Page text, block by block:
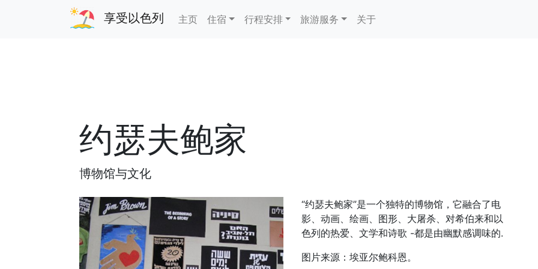
享受以色列 主页 住宿 行程安排 旅游服务 关于
约瑟夫鲍家
博物馆与文化
“约瑟夫鲍家”是一个独特的博物馆，它融合了电
影、动画、绘画、图形、大屠杀、对希伯来和以
色列的热爱、文学和诗歌 -都是由幽默感调味的.
图片来源：埃亚尔鲍科恩。